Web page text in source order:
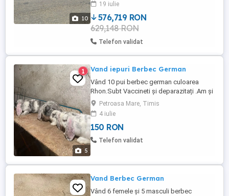
10
mp Grajd din bolțari 30 mp Șopru pentru
lemne Foișor ...
19 iulie
576,719 RON
629,148 RON
Telefon validat
5
1 Vand iepuri Berbec German
Vând 10 pui berbec german culoarea
Rhon.Subt Vaccineti și deparazitați .Am și
masculi și femele .Pt mai multe detalii nu
ezitați să mă contactați!
Petroasa Mare, Timis
4 iulie
150 RON
Telefon validat
Vand Berbec German
Vând 6 femele și 5 masculi berbec